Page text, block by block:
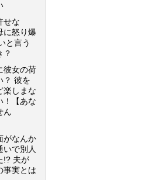
せな
怒り爆
と言う
？
彼女の荷
？ 彼を
楽しまな
！【あな
ん
がなんか
で別人
!? 夫が
事実とは